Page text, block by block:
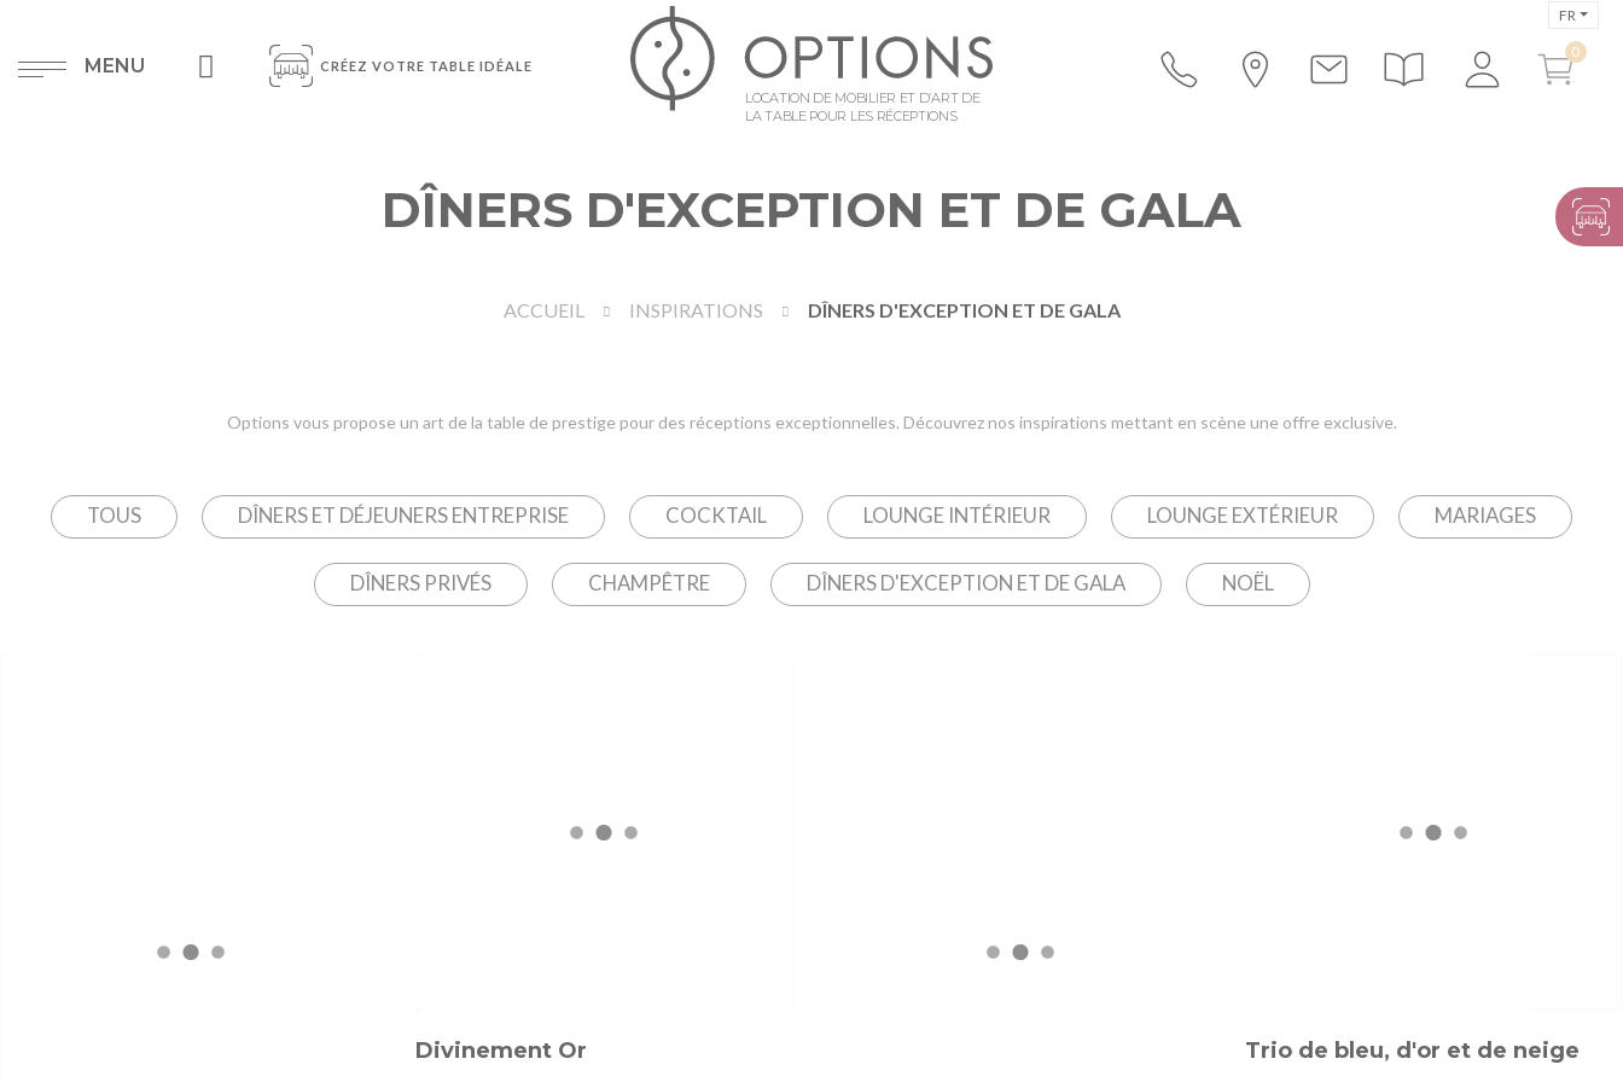
MENU CRÉEZ VOTRE TABLE IDÉALE
LOCATION DE MOBILIER ET D’ART DE
LA TABLE POUR LES RÉCEPTIONS
FR
DÎNERS D'EXCEPTION ET DE GALA
ACCUEIL INSPIRATIONS DÎNERS D'EXCEPTION ET DE GALA
Options vous propose un art de la table de prestige pour des réceptions exceptionnelles. Découvrez nos inspirations mettant en scène une offre exclusive.
TOUS DÎNERS ET DÉJEUNERS ENTREPRISE COCKTAIL LOUNGE INTÉRIEUR LOUNGE EXTÉRIEUR MARIAGES
DÎNERS PRIVÉS CHAMPÊTRE DÎNERS D'EXCEPTION ET DE GALA NOËL
Divinement Or Trio de bleu, d'or et de neige